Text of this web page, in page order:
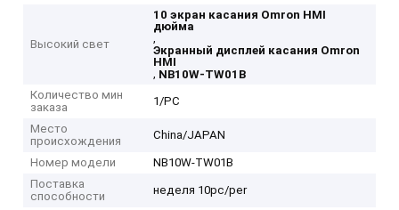
Высокий свет
10 экран касания Omron HMI
дюйма
,
Экранный дисплей касания Omron
HMI
, NB10W-TW01B
Количество мин
заказа
1/PC
Место
происхождения
China/JAPAN
Номер модели
NB10W-TW01B
Поставка
способности
неделя 10pc/per